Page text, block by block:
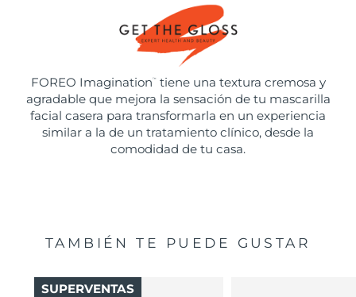
FOREO Imagination ™
tiene una textura cremosa y
agradable que mejora la sensación de tu mascarilla
facial casera para transformarla en un experiencia
similar a la de un tratamiento clínico, desde la
comodidad de tu casa.
TAMBIÉN TE PUEDE GUSTAR
SUPERVENTAS